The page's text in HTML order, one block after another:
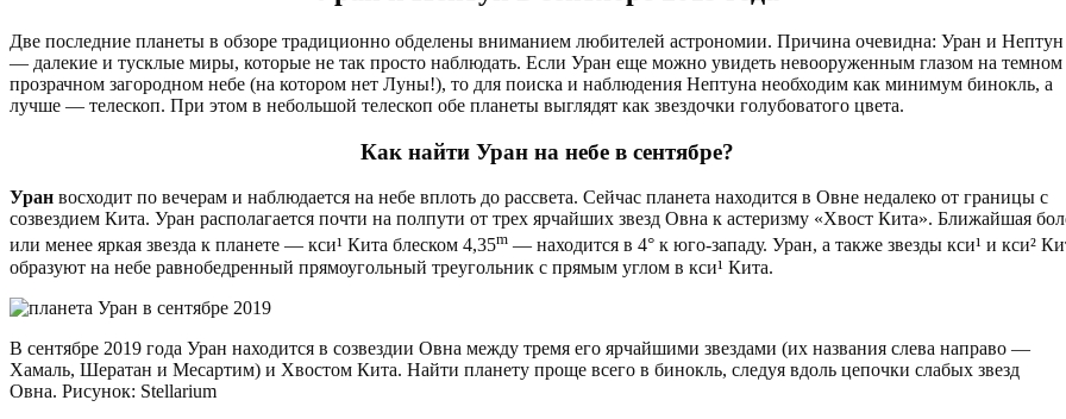
Две последние планеты в обзоре традиционно обделены вниманием любителей астрономии. Причина очевидна: Уран и Нептун
— далекие и тусклые миры, которые не так просто наблюдать. Если Уран еще можно увидеть невооруженным глазом на
прозрачном загородном небе (на котором нет Луны!), то для поиска и наблюдения Нептуна необходим как минимум бинокль, а
лучше — телескоп. При этом в небольшой телескоп обе планеты выглядят как звездочки голубоватого цвета.
Как найти Уран на небе в сентябре?
Уран восходит по вечерам и наблюдается на небе вплоть до рассвета. Сейчас планета находится в Овне недалеко от границы с
созвездием Кита. Уран располагается почти на полпути от трех ярчайших звезд Овна к астеризму «Хвост Кита». Ближайшая
или менее яркая звезда к планете — кси¹ Кита блеском 4,35m — находится в 4° к юго-западу. Уран, а также звезды кси¹ и кси²
образуют на небе равнобедренный прямоугольный треугольник с прямым углом в кси¹ Кита.
В сентябре 2019 года Уран находится в созвездии Овна между тремя его ярчайшими звездами (их названия слева направо —
Хамаль, Шератан и Месартим) и Хвостом Кита. Найти планету проще всего в бинокль, следуя вдоль цепочки слабых звезд
Овна. Рисунок: Stellarium